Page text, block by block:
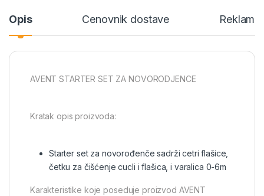
Opis Cenovnik dostave
AVENT STARTER SET ZA NOVORODJENCE
Kratak opis proizvoda:
Starter set za novorođenče sadrži cetri flašice,
četku za čišćenje cucli i flašica, i varalica 0-6m
Karakteristike koje poseduje proizvod AVENT